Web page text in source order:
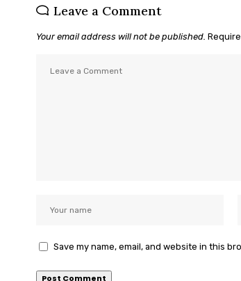
Leave a Comment
Your email address will not be published.
Save my name, email, and website in this